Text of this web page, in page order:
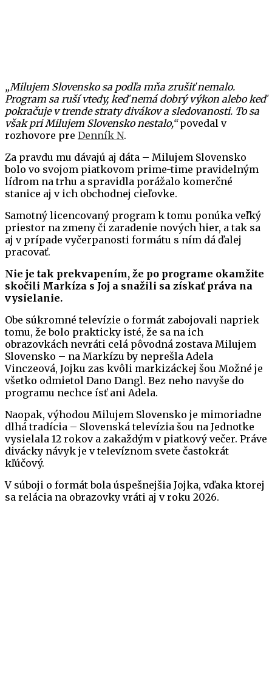
„Milujem Slovensko sa podľa mňa zrušiť nemalo.
Program sa ruší vtedy, keď nemá dobrý výkon alebo keď
pokračuje v trende straty divákov a sledovanosti. To sa
však pri Milujem Slovensko nestalo,“povedal v
rozhovore pre Denník N.
Za pravdu mu dávajú aj dáta – Milujem Slovensko
bolo vo svojom piatkovom prime-time pravidelným
lídrom na trhu a spravidla porážalo komerčné
stanice aj v ich obchodnej cieľovke.
Samotný licencovaný program k tomu ponúka veľký
priestor na zmeny či zaradenie nových hier, a tak sa
aj v prípade vyčerpanosti formátu s ním dá ďalej
pracovať.
Nie je tak prekvapením, že po programe okamžite
skočili Markíza s Joj a snažili sa získať práva na
vysielanie.
Obe súkromné televízie o formát zabojovali napriek
tomu, že bolo prakticky isté, že sa na ich
obrazovkách nevráti celá pôvodná zostava Milujem
Slovensko – na Markízu by neprešla Adela
Vinczeová, Jojku zas kvôli markizáckej šou Možné je
všetko odmietol Dano Dangl. Bez neho navyše do
programu nechce ísť ani Adela.
Naopak, výhodou Milujem Slovensko je mimoriadne
dlhá tradícia – Slovenská televízia šou na Jednotke
vysielala 12 rokov a zakaždým v piatkový večer. Práve
divácky návyk je v televíznom svete častokrát
kľúčový.
V súboji o formát bola úspešnejšia Jojka, vďaka ktorej
sa relácia na obrazovky vráti aj v roku 2026.